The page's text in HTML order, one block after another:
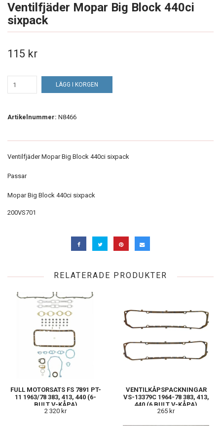
Ventilfjäder Mopar Big Block 440ci
sixpack
115 kr
LÄGG I KORGEN
Artikelnummer: N8466
Ventilfjäder Mopar Big Block 440ci sixpack
Passar
Mopar Big Block 440ci sixpack
200VS701
RELATERADE PRODUKTER
FULL MOTORSATS FS 7891 PT-
11 1963/78 383, 413, 440 (6-
BULT V-KÅPA)
2 320 kr
VENTILKÅPSPACKNINGAR
VS-13379C 1964-78 383, 413,
440 (6 BULT V-KÅPA)
265 kr